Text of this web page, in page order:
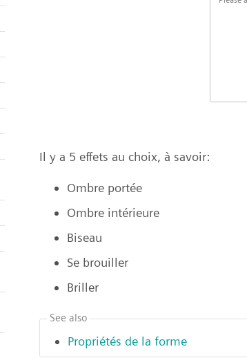
Il y a 5 effets au choix, à savoir:
Ombre portée
Ombre intérieure
Biseau
Se brouiller
Briller
Propriétés de la forme
See also